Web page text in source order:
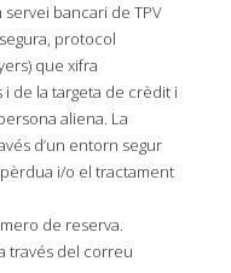
bancari de TPV
protocol
que xifra
de la targeta de crèdit i
aliena. La
d’un entorn segur
i/o el tractament
de reserva.
través del correu